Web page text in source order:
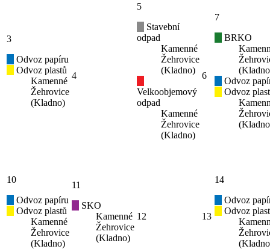
3
Odvoz papíru
Odvoz plastů
Kamenné
Žehrovice
(Kladno)
4
5
Stavební
odpad
Kamenné
Žehrovice
(Kladno)
Velkoobjemový
odpad
Kamenné
Žehrovice
(Kladno)
6
7
BRKO
Odvoz
Odvoz
10
Odvoz papíru
Odvoz plastů
Kamenné
Žehrovice
(Kladno)
11
SKO
Kamenné
Žehrovice
(Kladno)
12 13
14
Odvoz
Odvoz